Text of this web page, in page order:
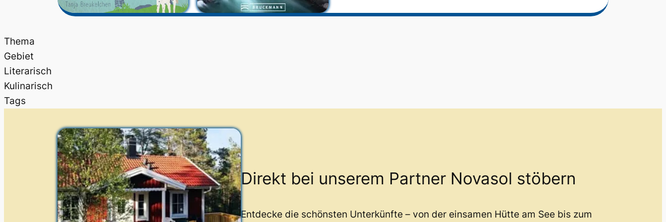
Thema
Gebiet
Literarisch
Kulinarisch
Tags
Direkt bei unserem Partner Novasol stöbern
Entdecke die schönsten Unterkünfte – von der einsamen Hütte am See bis zum